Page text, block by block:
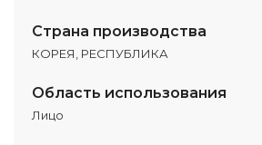
Страна производства
КОРЕЯ, РЕСПУБЛИКА
Область использования
Лицо